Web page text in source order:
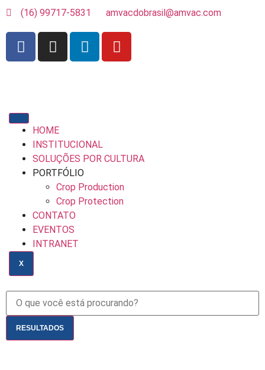
(16) 99717-5831 amvacdobrasil@amvac.com
HOME
INSTITUCIONAL
SOLUÇÕES POR CULTURA
PORTFÓLIO
Crop Production
Crop Protection
CONTATO
EVENTOS
INTRANET
X
RESULTADOS